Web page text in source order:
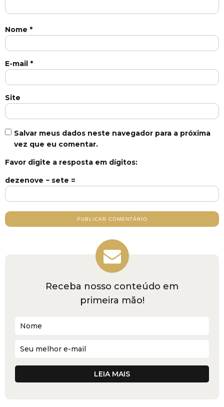
Nome *
E-mail *
Site
Salvar meus dados neste navegador para a próxima
vez que eu comentar.
Favor digite a resposta em dígitos:
dezenove − sete =
Receba nosso conteúdo em
primeira mão!